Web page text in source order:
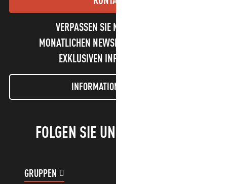
VERPASSEN SIE NICHT UNSEREN
MONATLICHEN NEWSLETTER UND UNSERE
EXKLUSIVEN INFORMATIONEN!
INFORMATIONEN LETTER
FOLGEN SIE UNS!
GRUPPEN